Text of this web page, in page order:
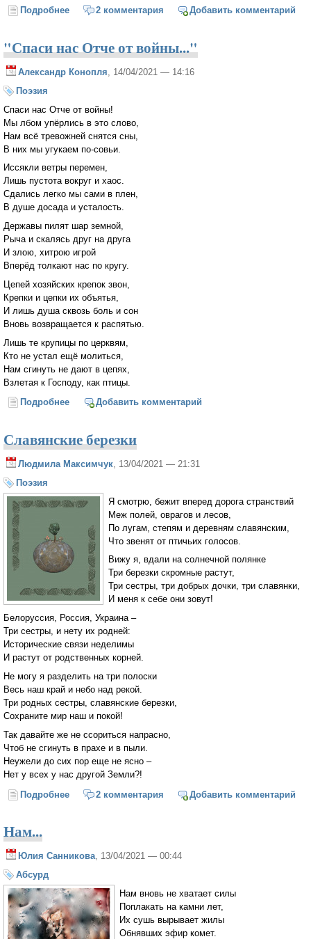
Подробнее о Марии2 комментария Добавить комментарий
"Спаси нас Отче от войны..."
Александр Конопля, 14/04/2021 — 14:16
Поэзия
Спаси нас Отче от войны!
Мы лбом упёрлись в это слово,
Нам всё тревожней снятся сны,
В них мы угукаем по-совьи.
Иссякли ветры перемен,
Лишь пустота вокруг и хаос.
Сдались легко мы сами в плен,
В душе досада и усталость.
Державы пилят шар земной,
Рыча и скалясь друг на друга
И злою, хитрою игрой
Вперёд толкают нас по кругу.
Цепей хозяйских крепок звон,
Крепки и цепки их объятья,
И лишь душа сквозь боль и сон
Вновь возвращается к распятью.
Лишь те крупицы по церквям,
Кто не устал ещё молиться,
Нам сгинуть не дают в цепях,
Взлетая к Господу, как птицы.
Подробнее о "Спаси нас Отче от войны..."
Добавить комментарий
Славянские березки
Людмила Максимчук, 13/04/2021 — 21:31
Поэзия
Я смотрю, бежит вперед дорога странствий
Меж полей, оврагов и лесов,
По лугам, степям и деревням славянским,
Что звенят от птичьих голосов.
Вижу я, вдали на солнечной полянке
Три березки скромные растут,
Три сестры, три добрых дочки, три славянки,
И меня к себе они зовут!
Белоруссия, Россия, Украина –
Три сестры, и нету их родней:
Исторические связи неделимы
И растут от родственных корней.
Не могу я разделить на три полоски
Весь наш край и небо над рекой.
Три родных сестры, славянские березки,
Сохраните мир наш и покой!
Так давайте же не ссориться напрасно,
Чтоб не сгинуть в прахе и в пыли.
Неужели до сих пор еще не ясно –
Нет у всех у нас другой Земли?!
Подробнее о Славянские березки
2 комментария Добавить комментарий
Нам...
Юлия Санникова, 13/04/2021 — 00:44
Абсурд
Нам вновь не хватает силы
Поплакать на камни лет,
Их сушь вырывает жилы
Обнявших эфир комет.